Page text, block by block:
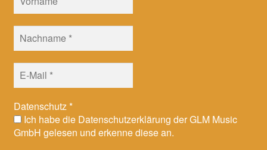
Datenschutz*
Ich habe die Datenschutzerklärung der GLM Music
GmbH gelesen und erkenne diese an.